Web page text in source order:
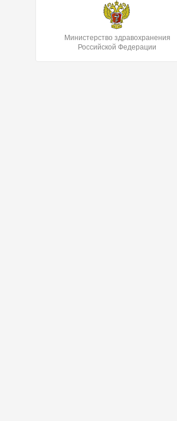
Министерство здравохранения
Российской Федерации